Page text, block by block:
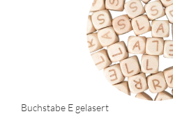
Buchstabe E gelasert